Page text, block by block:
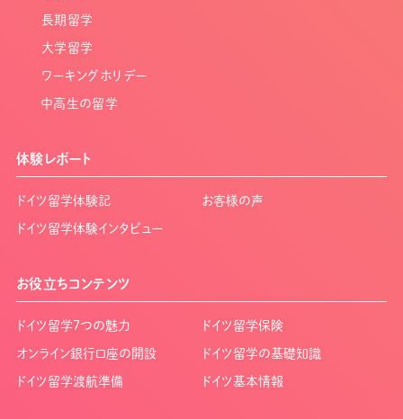
長期留学
大学留学
ワーキングホリデー
中高生の留学
体験レポート
ドイツ留学体験記 お客様の声
ドイツ留学体験インタビュー
お役立ちコンテンツ
ドイツ留学7つの魅力 ドイツ留学保険
オンライン銀行口座の開設 ドイツ留学の基礎知識
ドイツ留学渡航準備 ドイツ基本情報